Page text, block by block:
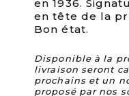
en 1936.
en tête de la
Bon état.
Disponible à la
livraison seront
prochains et un
proposé par nos